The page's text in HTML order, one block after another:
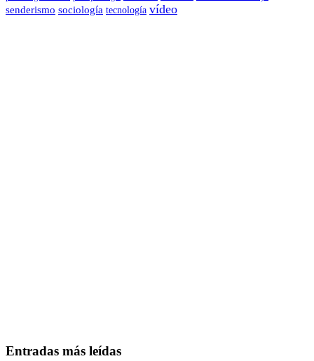
senderismo sociología tecnología vídeo
Entradas más leídas